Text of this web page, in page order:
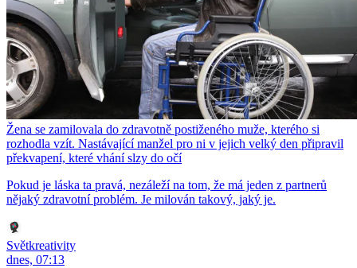
Žena se zamilovala do zdravotně postiženého muže, kterého si
rozhodla vzít. Nastávající manžel pro ni v jejich velký den připravil
překvapení, které vhání slzy do očí
Pokud je láska ta pravá, nezáleží na tom, že má jeden z partnerů
nějaký zdravotní problém. Je milován takový, jaký je.
Světkreativity
dnes, 07:13